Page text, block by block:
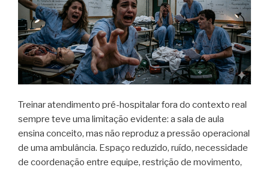
Treinar atendimento pré-hospitalar fora do contexto real
sempre teve uma limitação evidente: a sala de aula
ensina conceito, mas não reproduz a pressão operacional
de uma ambulância. Espaço reduzido, ruído, necessidade
de coordenação entre equipe, restrição de movimento,